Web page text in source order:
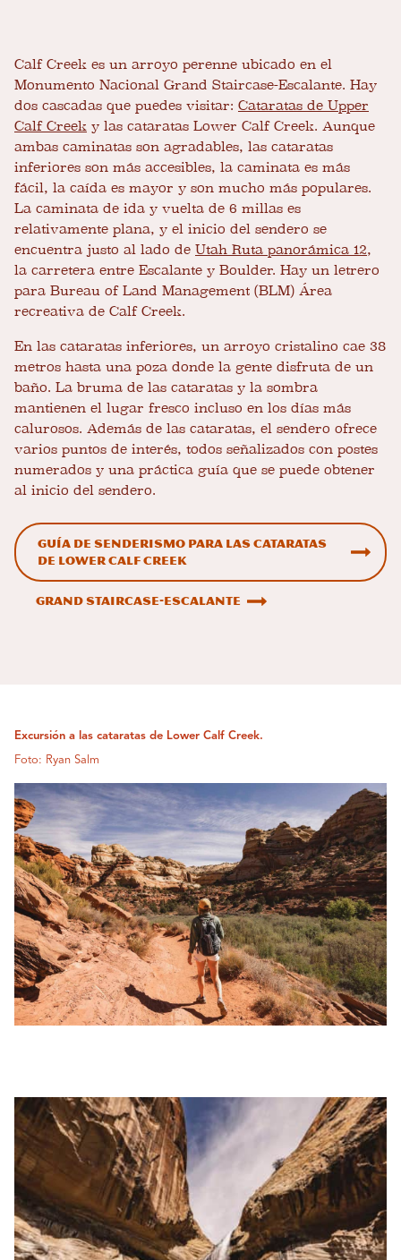
Calf Creek es un arroyo perenne ubicado en el
Monumento Nacional Grand Staircase-Escalante. Hay
dos cascadas que puedes visitar: Cataratas de Upper
Calf Creek y las cataratas Lower Calf Creek. Aunque
ambas caminatas son agradables, las cataratas
inferiores son más accesibles, la caminata es más
fácil, la caída es mayor y son mucho más populares.
La caminata de ida y vuelta de 6 millas es
relativamente plana, y el inicio del sendero se
encuentra justo al lado de Utah Ruta panorámica 12,
la carretera entre Escalante y Boulder. Hay un letrero
para Bureau of Land Management (BLM) Área
recreativa de Calf Creek.
En las cataratas inferiores, un arroyo cristalino cae 38
metros hasta una poza donde la gente disfruta de un
baño. La bruma de las cataratas y la sombra
mantienen el lugar fresco incluso en los días más
calurosos. Además de las cataratas, el sendero ofrece
varios puntos de interés, todos señalizados con postes
numerados y una práctica guía que se puede obtener
al inicio del sendero.
Guía de senderismo para las cataratas
de Lower Calf Creek
Grand Staircase-Escalante
Excursión a las cataratas de Lower Calf Creek.
Foto: Ryan Salm